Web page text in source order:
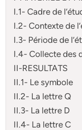
I.1- Cadre de
I.2- Contexte de
I.3- Période de
I.4- Collecte des
II-RESULTATS
II.1- Le symbole
II.2- La lettre Q
II.3- La lettre D
II.4- La lettre C